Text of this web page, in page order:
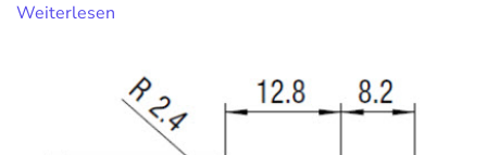
Weiterlesen